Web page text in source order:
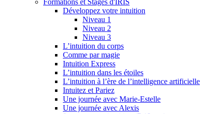
Formations et Stages d'IRIS
Développez votre intuition
Niveau 1
Niveau 2
Niveau 3
L’intuition du corps
Comme par magie
Intuition Express
L’intuition dans les étoiles
L’intuition à l’ère de l’intelligence artificielle
Intuitez et Pariez
Une journée avec Marie-Estelle
Une journée avec Alexis